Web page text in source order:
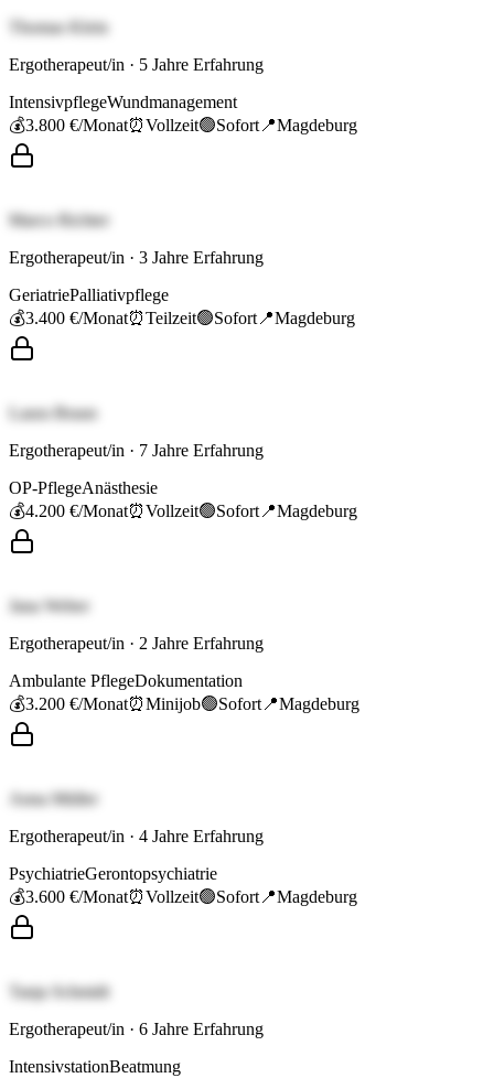
Thomas Klein
Ergotherapeut/in · 5 Jahre Erfahrung
IntensivpflegeWundmanagement
💰3.800 €/Monat⏰Vollzeit🟢Sofort 📍Magdeburg
Marco Richter
Ergotherapeut/in · 3 Jahre Erfahrung
GeriatriePalliativpflege
💰3.400 €/Monat⏰Teilzeit🟢Sofort 📍Magdeburg
Laura Braun
Ergotherapeut/in · 7 Jahre Erfahrung
OP-PflegeAnästhesie
💰4.200 €/Monat⏰Vollzeit🟢Sofort 📍Magdeburg
Jana Weber
Ergotherapeut/in · 2 Jahre Erfahrung
Ambulante PflegeDokumentation
💰3.200 €/Monat⏰Minijob🟢Sofort 📍Magdeburg
Anna Müller
Ergotherapeut/in · 4 Jahre Erfahrung
PsychiatrieGerontopsychiatrie
💰3.600 €/Monat⏰Vollzeit🟢Sofort 📍Magdeburg
Tanja Schmidt
Ergotherapeut/in · 6 Jahre Erfahrung
IntensivstationBeatmung